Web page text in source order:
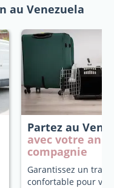
au Venezuela
Partez au
avec votre
compagnie
Garantissez un
confortable pour